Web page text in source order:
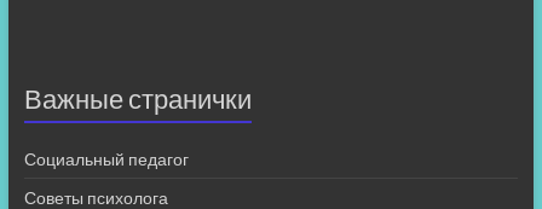
Важные странички
Социальный педагог
Советы психолога